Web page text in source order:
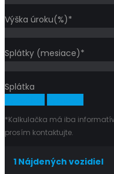
Výška úroku(%)*
Splátky (mesiace)*
Splátka
*Kalkulačka má iba
prosím kontaktujte.
1 Nájdených vozidiel